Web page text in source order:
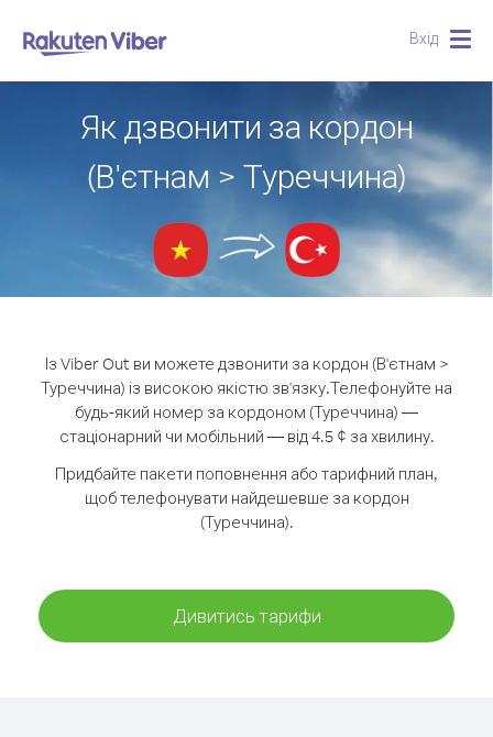
Вхід
Як дзвонити за кордон
(В'єтнам > Туреччина)
Із Viber Out ви можете дзвонити за кордон (В'єтнам >
Туреччина) із високою якістю зв'язку.Телефонуйте на
будь-який номер за кордоном (Туреччина) —
стаціонарний чи мобільний — від 4.5 ¢ за хвилину.
Придбайте пакети поповнення або тарифний план,
щоб телефонувати найдешевше за кордон
(Туреччина).
Дивитись тарифи